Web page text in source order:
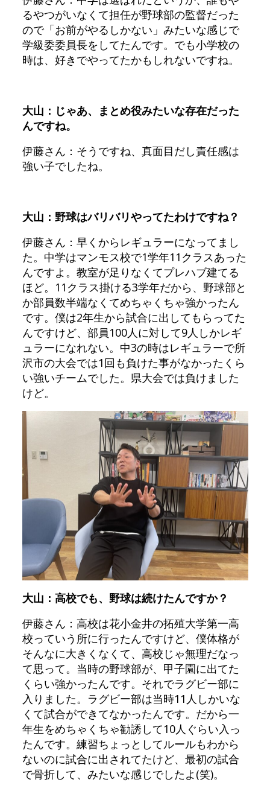
るやつがいなくて担任が野球部の監督だった
ので「お前がやるしかない」みたいな感じで
学級委委員長をしてたんです。でも小学校の
時は、好きでやってたかもしれないですね。
大山：じゃあ、まとめ役みたいな存在だった
んですね。
伊藤さん：そうですね、真面目だし責任感は
強い子でしたね。
大山：野球はバリバリやってたわけですね？
伊藤さん：早くからレギュラーになってまし
た。中学はマンモス校で1学年11クラスあった
んですよ。教室が足りなくてプレハブ建てる
ほど。11クラス掛ける3学年だから、野球部と
か部員数半端なくてめちゃくちゃ強かったん
です。僕は2年生から試合に出してもらってた
んですけど、部員100人に対して9人しかレギ
ュラーになれない。中3の時はレギュラーで所
沢市の大会では1回も負けた事がなかったくら
い強いチームでした。県大会では負けました
けど。
大山：高校でも、野球は続けたんですか？
伊藤さん：高校は花小金井の拓殖大学第一高
校っていう所に行ったんですけど、僕体格が
そんなに大きくなくて、高校じゃ無理だなっ
て思って。当時の野球部が、甲子園に出てた
くらい強かったんです。それでラグビー部に
入りました。ラグビー部は当時11人しかいな
くて試合ができてなかったんです。だから一
年生をめちゃくちゃ勧誘して10人ぐらい入っ
たんです。練習ちょっとしてルールもわから
ないのに試合に出されてたけど、最初の試合
で骨折して、みたいな感じでしたよ(笑)。